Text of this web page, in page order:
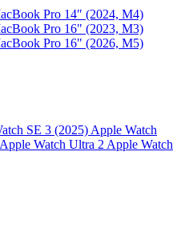
Pro 14″ (2024, M4)
Pro 16" (2023, M3)
Pro 16" (2026, M5)
SE 3 (2025) Apple Watch
Apple Watch Ultra 2 Apple Watch